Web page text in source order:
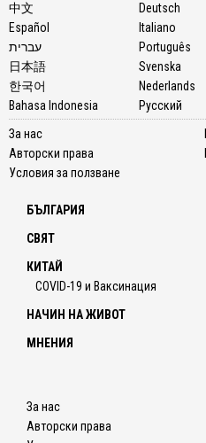
中文
Español
עברית
日本語
한국어
Bahasa Indonesia
Deutsch
Italiano
Português
Svenska
Nederlands
Русский
За нас
Авторски права
Условия за ползване
БЪЛГАРИЯ
СВЯТ
КИТАЙ
COVID-19 и Ваксинация
НАЧИН НА ЖИВОТ
МНЕНИЯ
За нас
Авторски права